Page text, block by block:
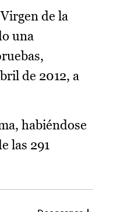
de la
una
de 2012, a
habiéndose
las 291